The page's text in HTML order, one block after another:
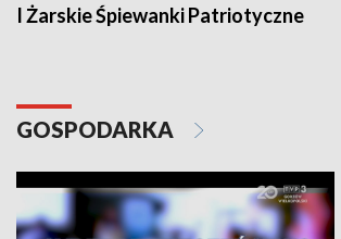
I Żarskie Śpiewanki Patriotyczne
GOSPODARKA